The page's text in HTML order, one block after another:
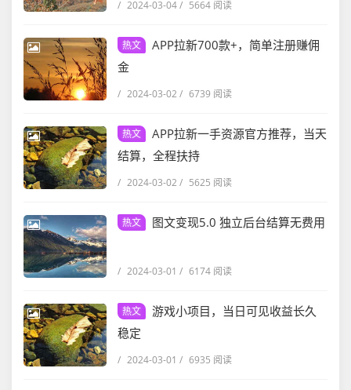
/ 2024-03-04/ 5664 阅读
热文
APP拉新700款+，简单注册赚佣
金
/ 2024-03-02 / 6739 阅读
热文
APP拉新一手资源官方推荐，当天
结算，全程扶持
/ 2024-03-02 / 5625 阅读
热文 图文变现5.0 独立后台结算无费用
/ 2024-03-01 / 6174 阅读
热文
游戏小项目，当日可见收益长久
稳定
/ 2024-03-01 / 6935 阅读